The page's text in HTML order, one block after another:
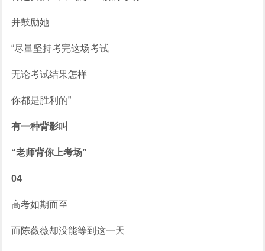
并鼓励她
“尽量坚持考完这场考试
无论考试结果怎样
你都是胜利的”
有一种背影叫
“老师背你上考场”
04
高考如期而至
而陈薇薇却没能等到这一天